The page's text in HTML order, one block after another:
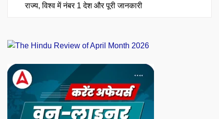
राज्य, विश्व में नंबर 1 देश और पूरी जानकारी